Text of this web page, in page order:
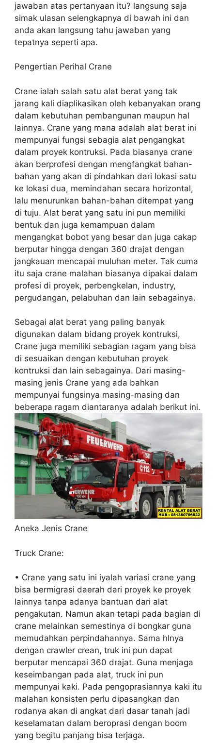
jawaban atas pertanyaan itu? langsung saja
simak ulasan selengkapnya di bawah ini dan
anda akan langsung tahu jawaban yang
tepatnya seperti apa.
Pengertian Perihal Crane
Crane ialah salah satu alat berat yang tak
jarang kali diaplikasikan oleh kebanyakan orang
dalam kebutuhan pembangunan maupun hal
lainnya. Crane yang mana adalah alat berat ini
mempunyai fungsi sebagia alat pengangkat
dalam proyek kontruksi. Pada biasanya crane
akan berprofesi dengan mengfangkat bahan-
bahan yang akan di pindahkan dari lokasi satu
ke lokasi dua, memindahan secara horizontal,
lalu menurunkan bahan-bahan ditempat yang
di tuju. Alat berat yang satu ini pun memiliki
bentuk dan juga kemampuan dalam
mengangkat bobot yang besar dan juga cakap
berputar hingga dengan 360 drajat dengan
jangkauan mencapai muluhan meter. Tak cuma
itu saja crane malahan biasanya dipakai dalam
profesi di proyek, perbengkelan, industry,
pergudangan, pelabuhan dan lain sebagainya.
Sebagai alat berat yang paling banyak
digunakan dalam bidang proyek kontruksi,
Crane juga memiliki sebagian ragam yang bisa
di sesuaikan dengan kebutuhan proyek
kontruksi dan lain sebagainya. Dari masing-
masing jenis Crane yang ada bahkan
mempunyai fungsinya masing-masing dan
beberapa ragam diantaranya adalah berikut ini.
Aneka Jenis Crane
Truck Crane:
• Crane yang satu ini iyalah variasi crane yang
bisa bermigrasi daerah dari proyek ke proyek
lainnya tanpa adanya bantuan dari alat
pengakutan. Namun akan tetapi pada bagian di
crane melainkan semestinya di bongkar guna
memudahkan perpindahannya. Sama hlnya
dengan crawler crean, truk ini pun dapat
berputar mencapai 360 drajat. Guna menjaga
keseimbangan pada alat, truck ini pun
mempunyai kaki. Pada pengoprasiannya kaki itu
malahan konsisten perlu dipasangkan dan
rodanya akan di angkat dari dasar tanah jadi
keselamatan dalam beroprasi dengan boom
yang begitu panjang bisa terjaga.